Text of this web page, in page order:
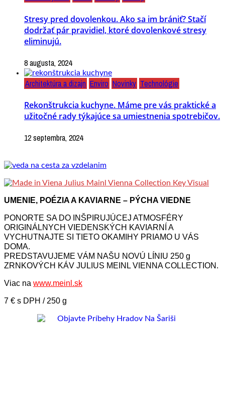
Stresy pred dovolenkou. Ako sa im brániť? Stačí
dodržať pár pravidiel, ktoré dovolenkové stresy
eliminujú.
8 augusta, 2024
Architektúra a dizajn Enviro Novinky Technológie
Rekonštrukcia kuchyne. Máme pre vás praktické a
užitočné rady týkajúce sa umiestnenia spotrebičov.
12 septembra, 2024
UMENIE, POÉZIA A KAVIARNE – PÝCHA VIEDNE
PONORTE SA DO INŠPIRUJÚCEJ ATMOSFÉRY
ORIGINÁLNYCH VIEDENSKÝCH KAVIARNÍ A
VYCHUTNAJTE SI TIETO OKAMIHY PRIAMO U VÁS
DOMA.
PREDSTAVUJEME VÁM NAŠU NOVÚ LÍNIU 250 g
ZRNKOVÝCH KÁV JULIUS MEINL VIENNA COLLECTION.
Viac na www.meinl.sk
7 € s DPH / 250 g